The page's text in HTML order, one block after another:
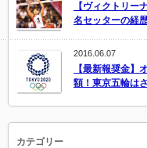
【ヴィクトリー
名セッターの経
2016.06.07
【最新報奨金】
額！東京五輪は
カテゴリー